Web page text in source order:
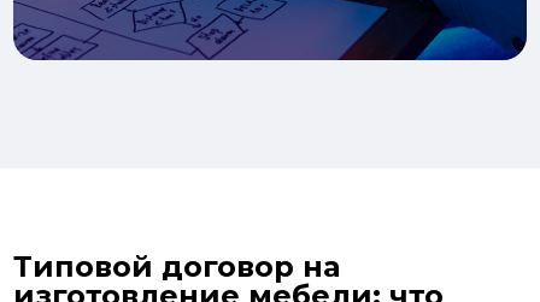
Типовой договор на